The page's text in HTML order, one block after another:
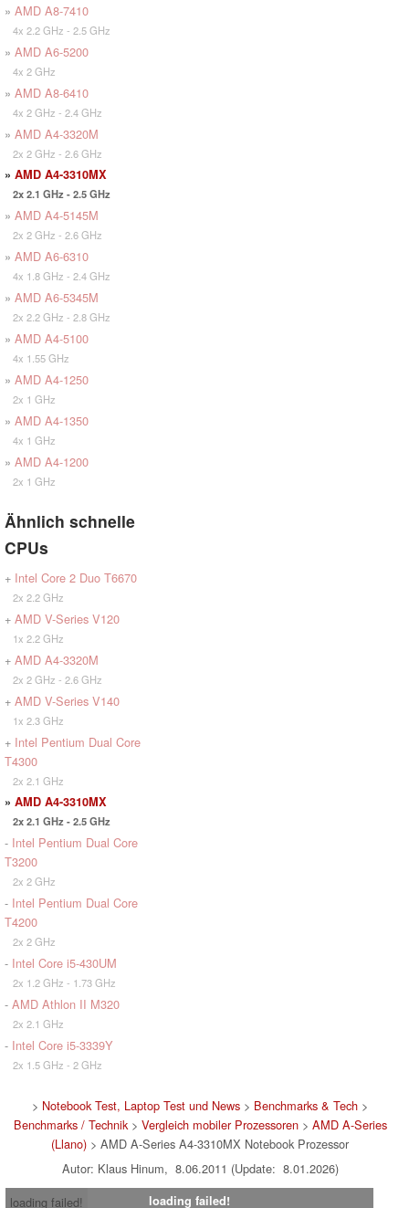
» AMD A8-7410
4x 2.2 GHz - 2.5 GHz
» AMD A6-5200
4x 2 GHz
» AMD A8-6410
4x 2 GHz - 2.4 GHz
» AMD A4-3320M
2x 2 GHz - 2.6 GHz
» AMD A4-3310MX
2x 2.1 GHz - 2.5 GHz
» AMD A4-5145M
2x 2 GHz - 2.6 GHz
» AMD A6-6310
4x 1.8 GHz - 2.4 GHz
» AMD A6-5345M
2x 2.2 GHz - 2.8 GHz
» AMD A4-5100
4x 1.55 GHz
» AMD A4-1250
2x 1 GHz
» AMD A4-1350
4x 1 GHz
» AMD A4-1200
2x 1 GHz
Ähnlich schnelle
CPUs
+ Intel Core 2 Duo T6670
2x 2.2 GHz
+ AMD V-Series V120
1x 2.2 GHz
+ AMD A4-3320M
2x 2 GHz - 2.6 GHz
+ AMD V-Series V140
1x 2.3 GHz
+ Intel Pentium Dual Core
T4300
2x 2.1 GHz
» AMD A4-3310MX
2x 2.1 GHz - 2.5 GHz
- Intel Pentium Dual Core
T3200
2x 2 GHz
- Intel Pentium Dual Core
T4200
2x 2 GHz
- Intel Core i5-430UM
2x 1.2 GHz - 1.73 GHz
- AMD Athlon II M320
2x 2.1 GHz
- Intel Core i5-3339Y
2x 1.5 GHz - 2 GHz
> Notebook Test, Laptop Test und News > Benchmarks & Tech >
Benchmarks / Technik> Vergleich mobiler Prozessoren> AMD A-Series
(Llano) > AMD A-Series A4-3310MX Notebook Prozessor
Autor: Klaus Hinum, 8.06.2011 (Update: 8.01.2026)
loading failed!
loading failed!